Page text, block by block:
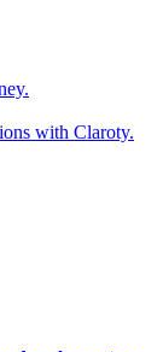
with Claroty.